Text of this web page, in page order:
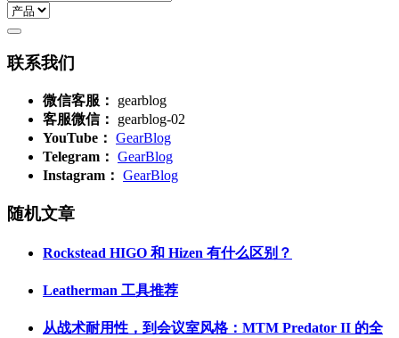
联系我们
微信客服：
gearblog
客服微信：
gearblog-02
YouTube： GearBlog
Telegram： GearBlog
Instagram： GearBlog
随机文章
Rockstead HIGO 和 Hizen 有什么区别？
Leatherman 工具推荐
从战术耐用性，到会议室风格：MTM Predator II 的全